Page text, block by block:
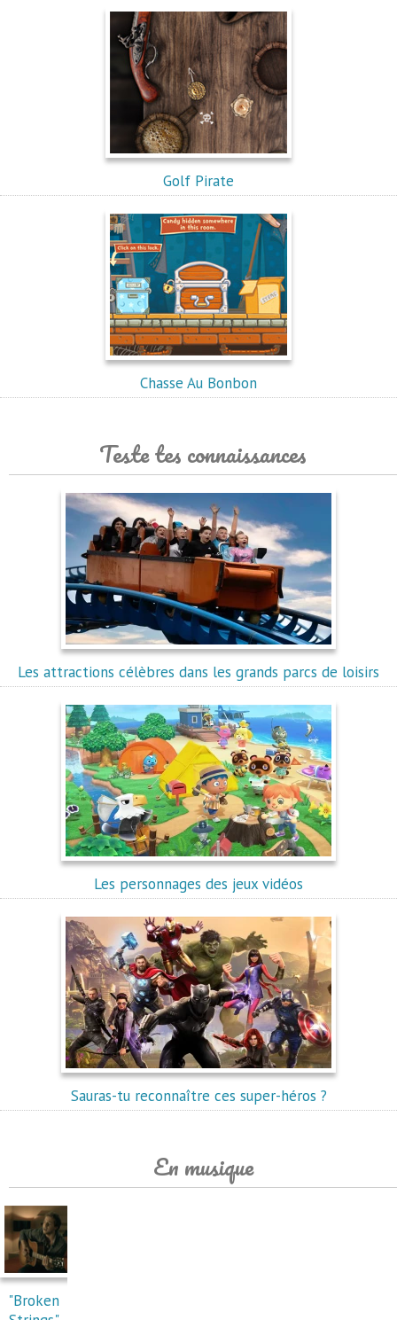
Golf Pirate
Chasse Au Bonbon
Teste tes connaissances
Les attractions célèbres dans les grands parcs de loisirs
Les personnages des jeux vidéos
Sauras-tu reconnaître ces super-héros ?
En musique
"Broken